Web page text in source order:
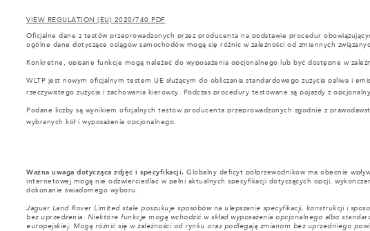
VIEW REGULATION (EU) 2020/740 PDF
Oficjalne dane z testów przeprowadzonych przez producenta na podstawie procedur
ogólne dane dotyczące osiągów samochodów mogą się różnic w zależności od zmiennych
Konkretne, opisane funkcje mogą należeć do wyposażenia opcjonalnego lub być dostępne w
WLTP jest nowym oficjalnym testem UE służącym do obliczania standardowego zużycia paliwa i
rzeczywistego zużycia i zachowania kierowcy. Podczas procedury testowane są pojazdy z
Podane liczby są wynikiem oficjalnych testów producenta przeprowadzonych zgodnie z
wybranych kół i wyposażenia opcjonalnego.
Ważna uwaga dotycząca zdjęć i specyfikacji. Globalny deficyt półprzewodników ma obecnie
internetowej mogą nie odzwierciedlać w pełni aktualnych specyfikacji dotyczących opcji,
dokonanie świadomego wyboru.
Jaguar Land Rover Limited stale poszukuje sposobów na ulepszanie specyfikacji, konstrukcji i
bez uprzedzenia. Niektóre funkcje mogą wchodzić w skład wyposażenia opcjonalnego albo
europejskiej. Mogą różnić się w zależności od rynku oraz podlegają zmianom bez uprzedniego